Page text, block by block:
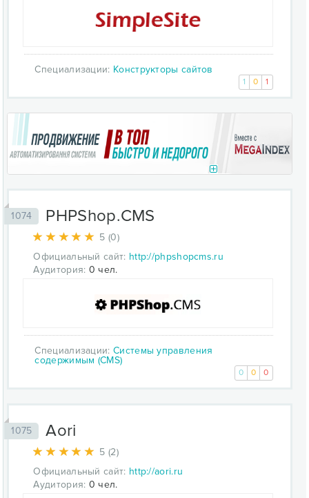
Специализации: Конструкторы сайтов
1 0 1
1074 PHPShop.CMS
5 (0)
Официальный сайт: http://phpshopcms.ru
Аудитория: 0 чел.
Специализации: Системы управления
содержимым (CMS)
0 0 0
1075 Aori
5 (2)
Официальный сайт: http://aori.ru
Аудитория: 0 чел.